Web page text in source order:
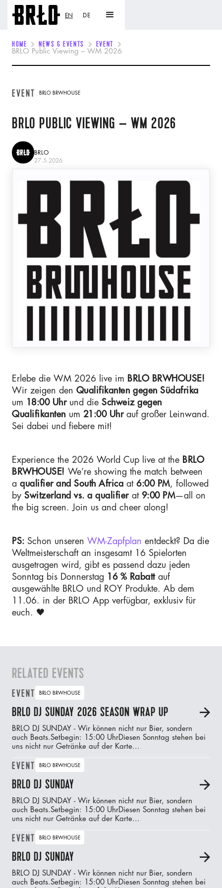
EN DE
HOME NEWS & EVENTS EVENT
BRLO Public Viewing – WM 2026
EVENT BRLO BRWHOUSE
BRLO PUBLIC VIEWING – WM 2026
BRLO
27.5.2026
Erlebe die WM 2026 live im BRLO BRWHOUSE!
Wir zeigen den Qualifikanten gegen Südafrika
um 18:00 Uhrund die Schweiz gegen
Qualifikanten um 21:00 Uhrauf großer Leinwand.
Sei dabei und fiebere mit!
Experience the 2026 World Cup live at the BRLO
BRWHOUSE! We’re showing the match between
a qualifier and South Africa at 6:00 PM, followed
by Switzerland vs. a qualifierat 9:00 PM—all on
the big screen. Join us and cheer along!
PS: Schon unseren WM-Zapfplan entdeckt? Da die
Weltmeisterschaft an insgesamt 16 Spielorten
ausgetragen wird, gibt es passend dazu jeden
Sonntag bis Donnerstag
16 % Rabattauf
ausgewählte BRLO und ROY Produkte. Ab dem
11.06. in der BRLO App verfügbar, exklusiv für
euch. 🖤
RELATED EVENTS
EVENT BRLO BRWHOUSE
BRLO DJ SUNDAY 2026 SEASON WRAP UP A
BRLO DJ SUNDAY - Wir können nicht nur Bier, sondern
auch Beats.‍Setbegin: 15:00 UhrDiesen Sonntag stehen bei
uns nicht nur Getränke auf der Karte...
EVENT BRLO BRWHOUSE
BRLO DJ SUNDAY A
BRLO DJ SUNDAY - Wir können nicht nur Bier, sondern
auch Beats.‍Setbegin: 15:00 UhrDiesen Sonntag stehen bei
uns nicht nur Getränke auf der Karte...
EVENT BRLO BRWHOUSE
BRLO DJ SUNDAY A
BRLO DJ SUNDAY - Wir können nicht nur Bier, sondern
auch Beats.‍Setbegin: 15:00 UhrDiesen Sonntag stehen bei